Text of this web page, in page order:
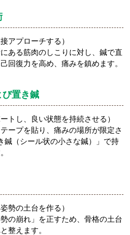
アプローチする）
ある筋肉のしこりに対し、鍼で直
回復力を高め、痛みを鎮めます。
び置き鍼
トし、良い状態を持続させる）
ープを貼り、痛みの場所が限定さ
鍼（シール状の小さな鍼）」で持
勢の土台を作る）
の崩れ」を正すため、骨格の土台
整えます。